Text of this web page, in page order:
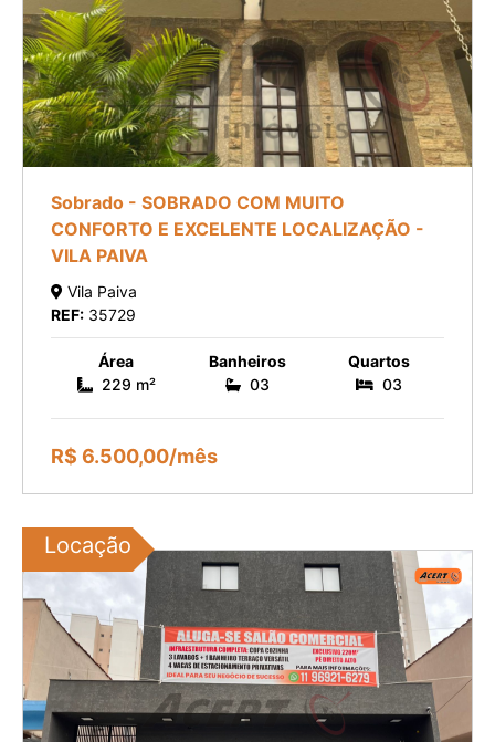
Sobrado - SOBRADO COM MUITO
CONFORTO E EXCELENTE LOCALIZAÇÃO -
VILA PAIVA
Vila Paiva
REF: 35729
Área
229 m²
Banheiros
03
Quartos
03
R$ 6.500,00/mês
Locação